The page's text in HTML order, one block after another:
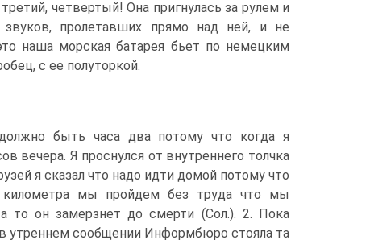
четвертый! Она пригнулась за рулем и
звуков, пролетавших прямо над ней, и не
наша морская батарея бьет по немецким
с ее полуторкой.
быть часа два потому что когда я
вечера. Я проснулся от внутреннего толчка
я сказал что надо идти домой потому что
мы пройдем без труда что мы
то он замерзнет до смерти (Сол.). 2. Пока
утреннем сообщении Информбюро стояла та